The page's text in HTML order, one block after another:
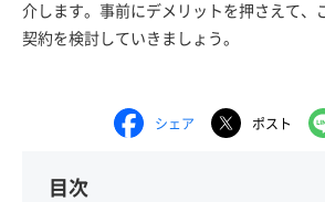
介します。事前にデメリットを押さえて、
契約を検討していきましょう。
シェア ポスト
目次